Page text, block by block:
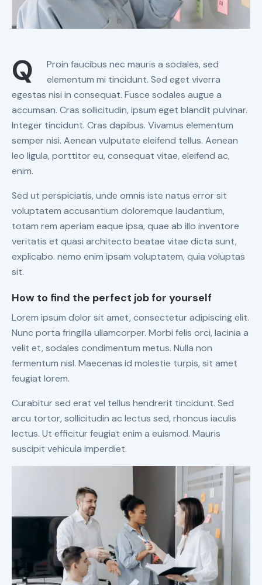
Q
Proin faucibus nec mauris a sodales, sed
elementum mi tincidunt. Sed eget viverra
egestas nisi in consequat. Fusce sodales augue a
accumsan. Cras sollicitudin, ipsum eget blandit pulvinar.
Integer tincidunt. Cras dapibus. Vivamus elementum
semper nisi. Aenean vulputate eleifend tellus. Aenean
leo ligula, porttitor eu, consequat vitae, eleifend ac,
enim.
Sed ut perspiciatis, unde omnis iste natus error sit
voluptatem accusantium doloremque laudantium,
totam rem aperiam eaque ipsa, quae ab illo inventore
veritatis et quasi architecto beatae vitae dicta sunt,
explicabo. nemo enim ipsam voluptatem, quia voluptas
sit.
How to find the perfect job for yourself
Lorem ipsum dolor sit amet, consectetur adipiscing elit.
Nunc porta fringilla ullamcorper. Morbi felis orci, lacinia a
velit et, sodales condimentum metus. Nulla non
fermentum nisl. Maecenas id molestie turpis, sit amet
feugiat lorem.
Curabitur sed erat vel tellus hendrerit tincidunt. Sed
arcu tortor, sollicitudin ac lectus sed, rhoncus iaculis
lectus. Ut efficitur feugiat enim a euismod. Mauris
suscipit vehicula imperdiet.